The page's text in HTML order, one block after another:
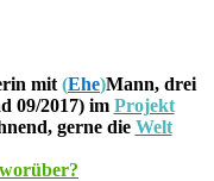
mit (Ehe)Mann, drei
09/2017) im Projekt
gerne die Welt